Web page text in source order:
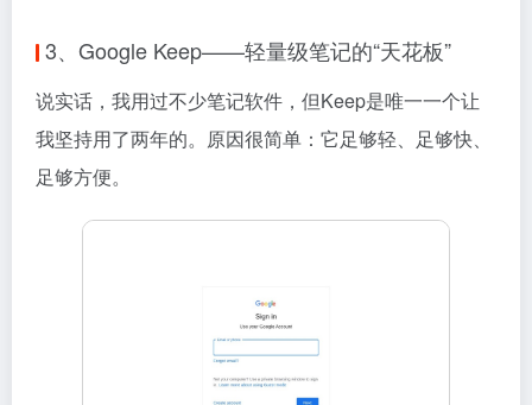
3、Google Keep——轻量级笔记的“天花板”
说实话，我用过不少笔记软件，但Keep是唯一一个让
我坚持用了两年的。原因很简单：它足够轻、足够快、
足够方便。